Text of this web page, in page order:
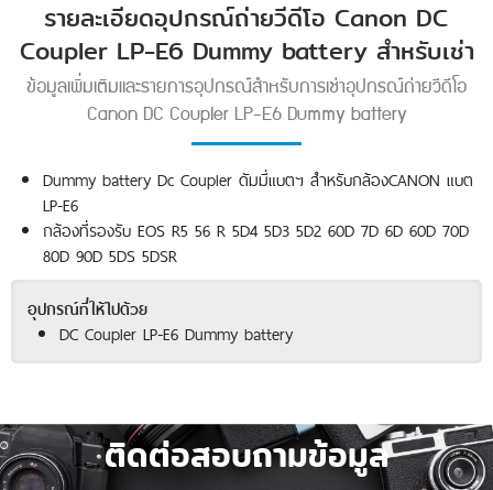
รายละเอียดอุปกรณ์ถ่ายวีดีโอ Canon DC
Coupler LP-E6 Dummy battery สำหรับเช่า
ข้อมูลเพิ่มเติมและรายการอุปกรณ์สำหรับการเช่าอุปกรณ์ถ่ายวีดีโอ
Canon DC Coupler LP-E6 Dummy battery
Dummy battery Dc Coupler ดัมมี่แบตฯ สำหรับกล้องCANON แบต
LP-E6
กล้องที่รองรับ EOS R5 56 R 5D4 5D3 5D2 60D 7D 6D 60D 70D
80D 90D 5DS 5DSR
อุปกรณ์ที่ให้ไปด้วย
DC Coupler LP-E6 Dummy battery
ติดต่อสอบถามข้อมูล